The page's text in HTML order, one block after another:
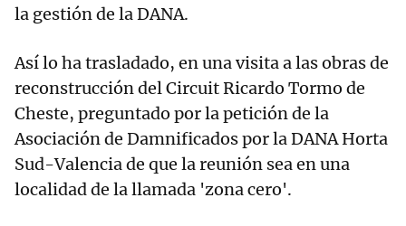
la gestión de la DANA.
Así lo ha trasladado, en una visita a las obras de
reconstrucción del Circuit Ricardo Tormo de
Cheste, preguntado por la petición de la
Asociación de Damnificados por la DANA Horta
Sud-Valencia de que la reunión sea en una
localidad de la llamada 'zona cero'.